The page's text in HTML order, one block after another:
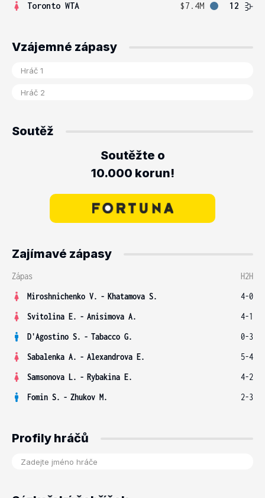
Toronto WTA
$7.4M 12
Vzájemné zápasy
Soutěž
Soutěžte o
10.000 korun!
Zajímavé zápasy
Zápas
H2H
Miroshnichenko V. - Khatamova S.
4-0
Svitolina E. - Anisimova A.
4-1
D'Agostino S. - Tabacco G.
0-3
Sabalenka A. - Alexandrova E.
5-4
Samsonova L. - Rybakina E.
4-2
Fomin S. - Zhukov M. 2-3
Profily hráčů